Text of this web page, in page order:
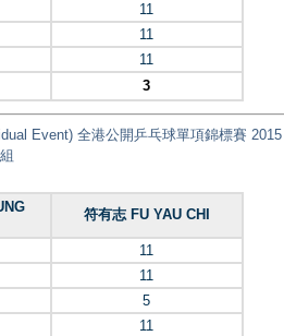
11
11
11
3
Event) 全港公開乒乓球單項錦標賽 2015
符有志 FU YAU CHI
11
11
5
11